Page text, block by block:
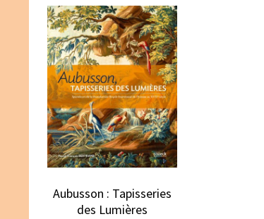
Aubusson : Tapisseries
des Lumières